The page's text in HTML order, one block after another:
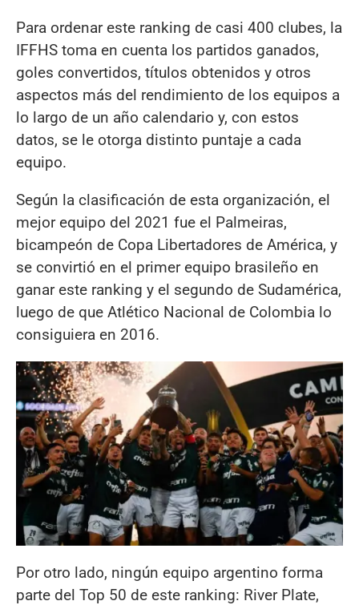
Para ordenar este ranking de casi 400 clubes, la
IFFHS toma en cuenta los partidos ganados,
goles convertidos, títulos obtenidos y otros
aspectos más del rendimiento de los equipos a
lo largo de un año calendario y, con estos
datos, se le otorga distinto puntaje a cada
equipo.
Según la clasificación de esta organización, el
mejor equipo del 2021 fue el Palmeiras,
bicampeón de Copa Libertadores de América, y
se convirtió en el primer equipo brasileño en
ganar este ranking y el segundo de Sudamérica,
luego de que Atlético Nacional de Colombia lo
consiguiera en 2016.
Por otro lado, ningún equipo argentino forma
parte del Top 50 de este ranking: River Plate,